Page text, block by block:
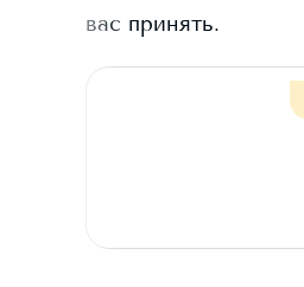
вас принять.